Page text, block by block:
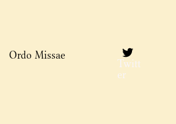
Ordo Missae
Twitt
er